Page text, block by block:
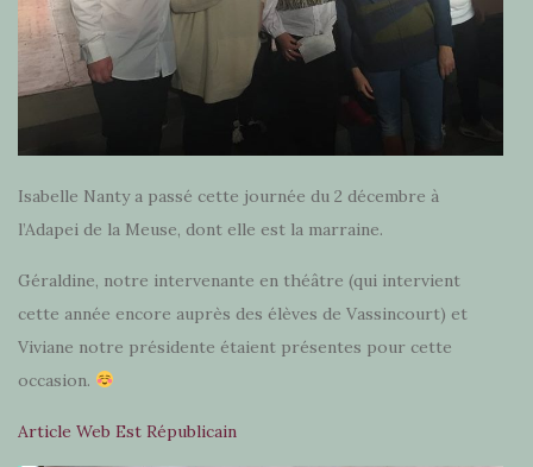
Isabelle Nanty a passé cette journée du 2 décembre à
l’Adapei de la Meuse, dont elle est la marraine.
Géraldine, notre intervenante en théâtre (qui intervient
cette année encore auprès des élèves de Vassincourt) et
Viviane notre présidente étaient présentes pour cette
occasion.
Article Web Est Républicain